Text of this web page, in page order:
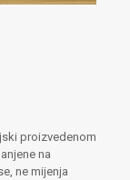
proizvedenom
na
ne mijenja